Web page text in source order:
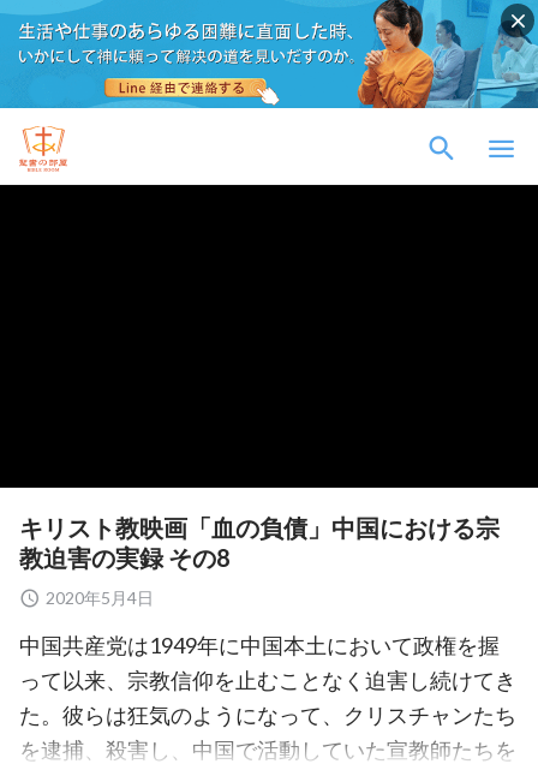
キリスト教映画「血の負債」中国における宗
教迫害の実録 その8
2020年5月4日
中国共産党は1949年に中国本土において政権を握
って以来、宗教信仰を止むことなく迫害し続けてき
た。彼らは狂気のようになって、クリスチャンたち
を逮捕、殺害し、中国で活動していた宣教師たちを